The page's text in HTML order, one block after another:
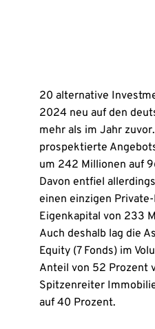
20 alternative
2024 neu auf den
mehr als im Jahr
prospektierte
um 242 Millionen auf
Davon entfiel
einen einzigen
Eigenkapital von 233
Auch deshalb lag die
Equity (7 Fonds) im
Anteil von 52 Prozent
Spitzenreiter
auf 40 Prozent.